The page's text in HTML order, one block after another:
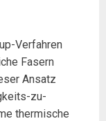
Verfahren
Fasern
Ansatz
zu-
thermische